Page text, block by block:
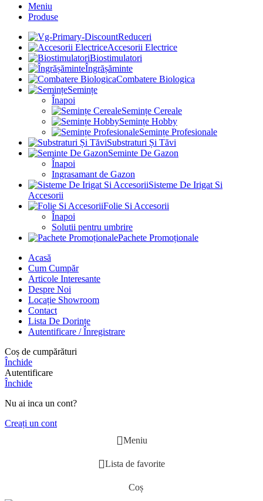
Meniu
Produse
Reduceri
Accesorii Electrice
Biostimulatori
Îngrășăminte
Combatere Biologica
Semințe
Înapoi
Semințe Cereale
Semințe Hobby
Semințe Profesionale
Substraturi Și Tăvi
Seminte De Gazon
Înapoi
Ingrasamant de Gazon
Sisteme De Irigat Si
Accesorii
Folie Si Accesorii
Înapoi
Solutii pentru umbrire
Pachete Promoționale
Acasă
Cum Cumpăr
Articole Interesante
Despre Noi
Locație Showroom
Contact
Lista De Dorințe
Autentificare / Înregistrare
Coș de cumpărături
Închide
Autentificare
Închide
Nu ai inca un cont?
Creați un cont
Meniu
Lista de favorite
Coș